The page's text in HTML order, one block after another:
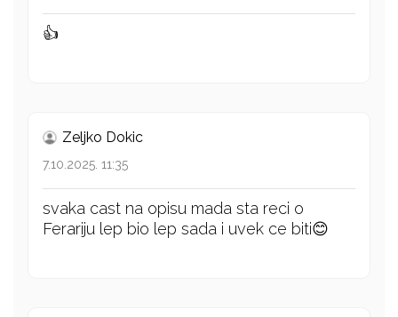
👍
Zeljko Dokic
7.10.2025. 11:35
svaka cast na opisu mada sta reci o
Ferariju lep bio lep sada i uvek ce biti😊